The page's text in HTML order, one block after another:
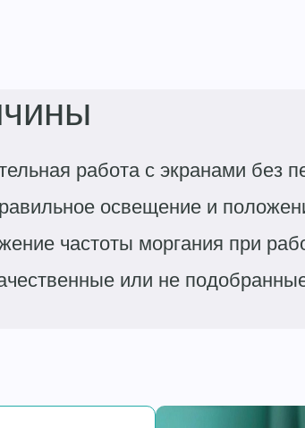
работа с экранами без
освещение и
частоты моргания при
или не